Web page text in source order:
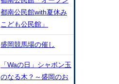
都南公民館with夏休み
こども公民館」
盛岡競馬場の催し
「Waの日」シャボン玉
のなる木？～盛岡のお